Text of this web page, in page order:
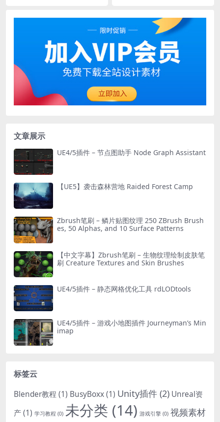
文章展示
UE4/5插件 – 节点图助手 Node Graph Assistant
【UE5】袭击森林营地 Raided Forest Camp
Zbrush笔刷 – 鳞片贴图纹理 250 ZBrush Brush
es, 50 Alphas, and 10 Surface Patterns
【中文字幕】Zbrush笔刷 – 生物纹理绘制皮肤笔
刷 Creature Textures and Skin Brushes
UE4/5插件 – 静态网格优化工具 rdLODtools
UE4/5插件 – 游戏小地图插件 Journeyman’s Min
imap
标签云
Blender教程 (1) BusyBoxx(1) Unity插件 (2) Unreal资
产(1) 学习教程 (0) 未分类 (14) 游戏引擎 (0) 视频素材